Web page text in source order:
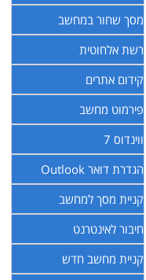
מסך שחור במחשב
רשת אלחוטית
קידום אתרים
פירמוט מחשב
ווינדוס 7
הגדרת דואר Outlook
קניית מסך למחשב
חיבור לאינטרנט
קניית מחשב חדש